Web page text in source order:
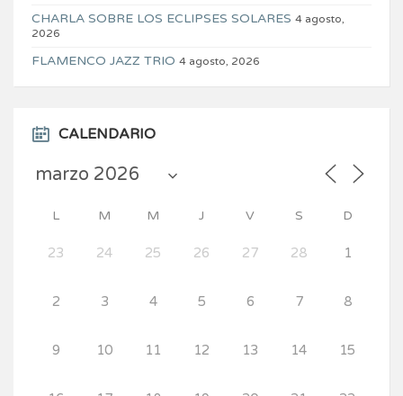
CHARLA SOBRE LOS ECLIPSES SOLARES 4 agosto,
2026
FLAMENCO JAZZ TRIO 4 agosto, 2026
CALENDARIO
L M M J V S D
23 24 25 26 27 28 1
2 3 4 5 6 7 8
9 10 11 12 13 14 15